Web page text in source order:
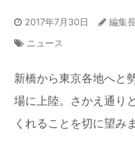
2017年7月30日
編集
ニュース
新橋から東京各地へと
場に上陸。さかえ通り
くれることを切に望みま